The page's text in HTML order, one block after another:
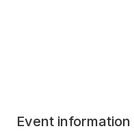
Event information